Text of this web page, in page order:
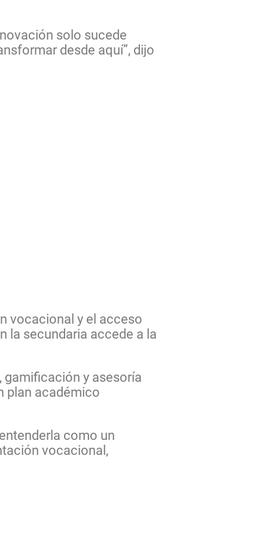
solo sucede
desde aquí”, dijo
vocacional y el acceso
la secundaria accede a la
y asesoría
plan académico
como un
vocacional,